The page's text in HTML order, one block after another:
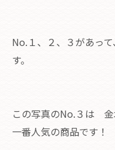
No.１、２、３があっ
す。
この写真のNo.３は
一番人気の商品です！